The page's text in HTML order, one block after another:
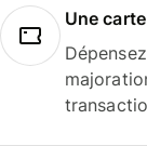
Une